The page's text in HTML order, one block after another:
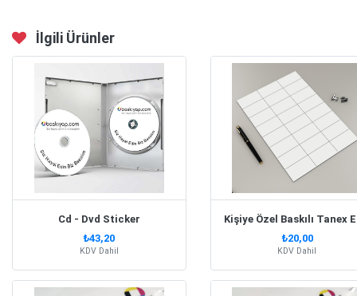
İlgili Ürünler
Cd - Dvd Sticker
₺43,20
KDV Dahil
₺20,00
KDV Dahil